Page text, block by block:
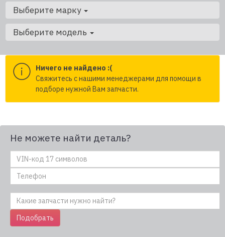
Выберите марку
Выберите модель
Ничего не найдено :(
Cвяжитесь с нашими менеджерами для помощи в
подборе нужной Вам запчасти.
Не можете найти деталь?
Подобрать